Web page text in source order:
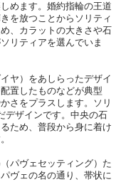
めます。婚約指輪の王道
を放つことからソリティ
、カラットの大きさや石
リティアを選んでいま
ヤ）をあしらったデザイ
置したものなどが典型
さをプラスします。ソリ
デザインです。中央の石
ため、普段から身に着け
パヴェセッティング）た
ヴェの名の通り、帯状に